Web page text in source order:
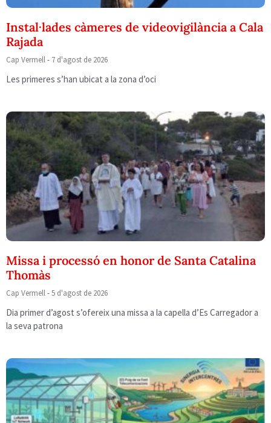
Instal·lades càmeres de videovigilància a Cala
Rajada
Cap Vermell 7 d'agost de 2026
Les primeres s’han ubicat a la zona d’oci
Missa i processó en honor de Santa Catalina
Thomàs
Cap Vermell 5 d'agost de 2026
Dia primer d’agost s’ofereix una missa a la capella d’Es Carregador a
la seva patrona